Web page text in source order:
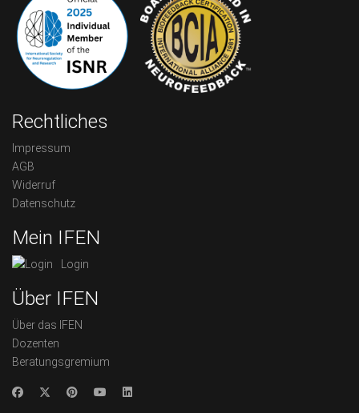
Rechtliches
Impressum
AGB
Widerruf
Datenschutz
Mein IFEN
Login
Über IFEN
Über das IFEN
Dozenten
Beratungsgremium